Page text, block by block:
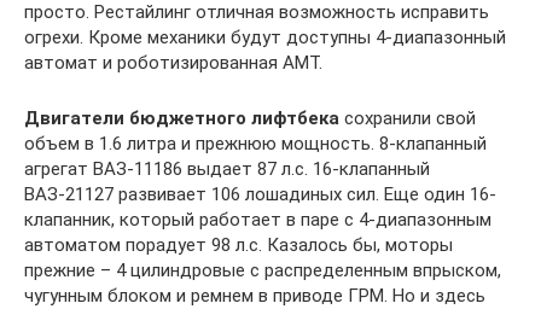
просто. Рестайлинг отличная возможность исправить
огрехи. Кроме механики будут доступны 4-диапазонный
автомат и роботизированная АМТ.
Двигатели бюджетного лифтбека сохранили свой
объем в 1.6 литра и прежнюю мощность. 8-клапанный
агрегат ВАЗ-11186 выдает 87 л.с. 16-клапанный
ВАЗ-21127 развивает 106 лошадиных сил. Еще один 16-
клапанник, который работает в паре с 4-диапазонным
автоматом порадует 98 л.с. Казалось бы, моторы
прежние – 4 цилиндровые с распределенным впрыском,
чугунным блоком и ремнем в приводе ГРМ. Но и здесь